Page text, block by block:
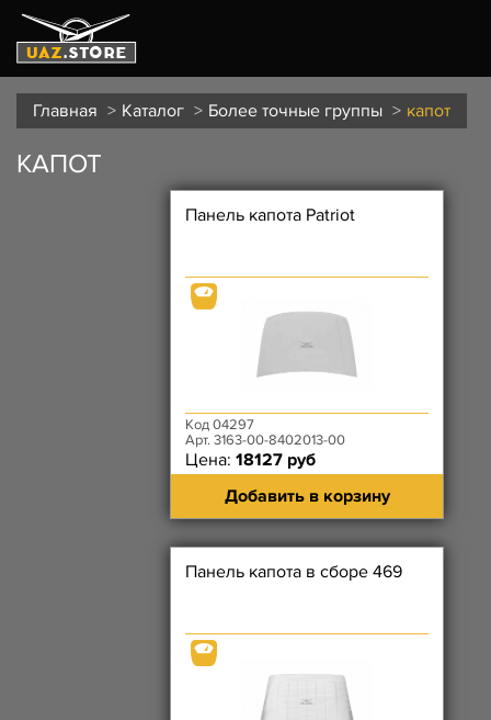
Главная Каталог Более точные группы капот
КАПОТ
Панель капота Patriot
Код 04297
Арт. 3163-00-8402013-00
Цена: 18127 руб
Добавить в корзину
Панель капота в сборе 469